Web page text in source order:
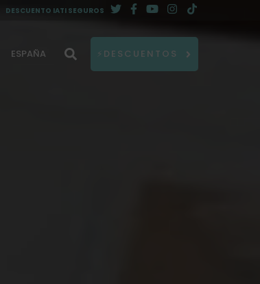
DESCUENTO IATI SEGUROS
ESPAÑA ⚡DESCUENTOS